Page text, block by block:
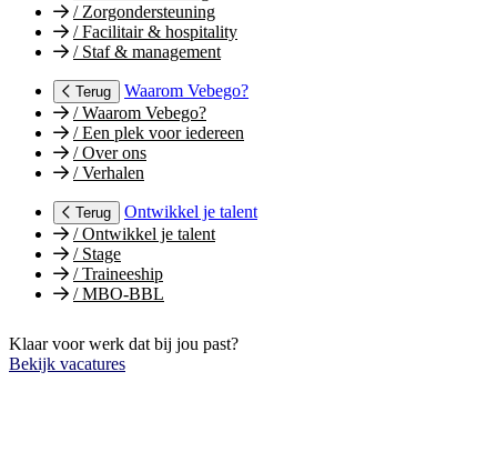
/Zorgondersteuning
/Facilitair & hospitality
/Staf & management
Terug
Waarom Vebego?
/Waarom Vebego?
/Een plek voor iedereen
/Over ons
/Verhalen
Terug
Ontwikkel je talent
/Ontwikkel je talent
/Stage
/Traineeship
/MBO-BBL
Klaar voor werk dat bij jou past?
Bekijk vacatures